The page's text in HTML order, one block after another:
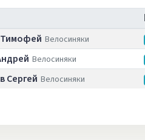
Велосиняки
Велосиняки
Сергей Велосиняки